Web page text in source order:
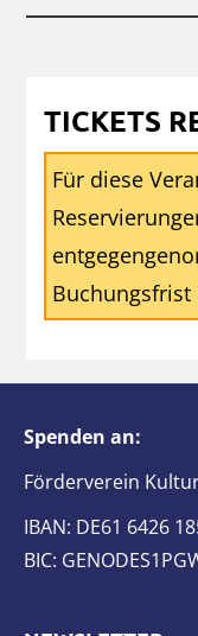
TICKETS
Für diese
Buchungsfrist
Spenden an:
Förderverein
IBAN: DE61 6426
BIC: